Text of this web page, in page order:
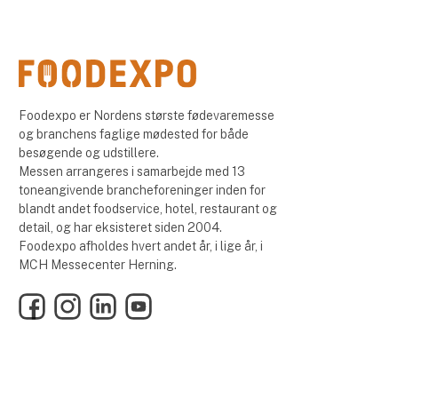
Foodexpo er Nordens største fødevaremesse
og branchens faglige mødested for både
besøgende og udstillere.
Messen arrangeres i samarbejde med 13
toneangivende brancheforeninger inden for
blandt andet foodservice, hotel, restaurant og
detail, og har eksisteret siden 2004.
Foodexpo afholdes hvert andet år, i lige år, i
MCH Messecenter Herning.
FacebookInstagramLinkedInYouTube